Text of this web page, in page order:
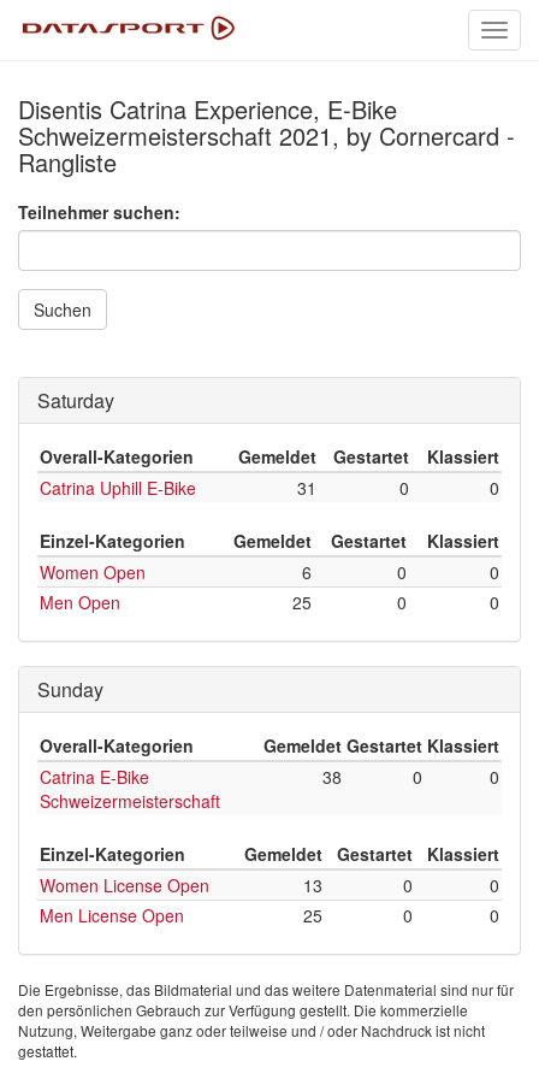
Disentis Catrina Experience, E-Bike
Schweizermeisterschaft 2021, by Cornercard -
Rangliste
Teilnehmer suchen:
Suchen
Saturday
Overall-Kategorien Gemeldet Gestartet
Klassiert
Catrina Uphill E-Bike
31 0 0
Einzel-Kategorien Gemeldet Gestartet
Klassiert
Women Open
6 0
0
Men Open
25 0 0
Sunday
Overall-Kategorien Gemeldet Gestartet Klassiert
Catrina E-Bike
Schweizermeisterschaft
38 0 0
Einzel-Kategorien Gemeldet Gestartet
Klassiert
Women License Open
13 0
0
Men License Open
25 0 0
Die Ergebnisse, das Bildmaterial und das weitere Datenmaterial sind nur für
den persönlichen Gebrauch zur Verfügung gestellt. Die kommerzielle
Nutzung, Weitergabe ganz oder teilweise und / oder Nachdruck ist nicht
gestattet.